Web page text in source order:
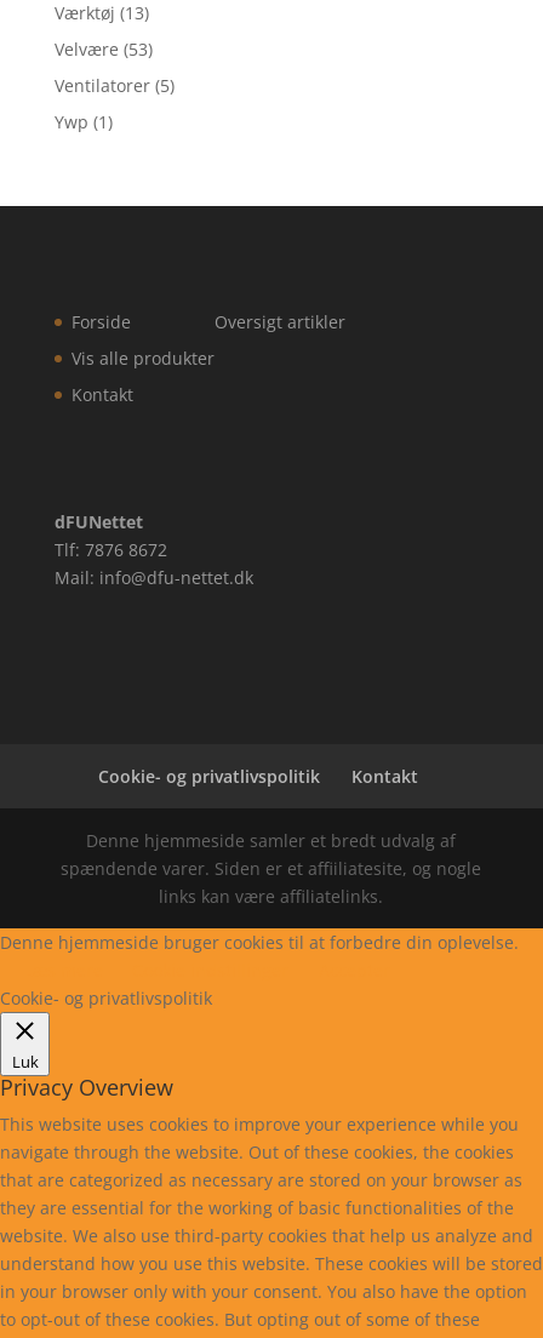
Værktøj (13)
Velvære (53)
Ventilatorer (5)
Ywp (1)
Forside
Vis alle produkter
Kontakt
Oversigt artikler
dFUNettet
Tlf: 7876 8672
Mail: info@dfu-nettet.dk
Cookie- og privatlivspolitik Kontakt
Denne hjemmeside samler et bredt udvalg af
spændende varer. Siden er et affiiliatesite, og nogle
links kan være affiliatelinks.
Denne hjemmeside bruger cookies til at forbedre din oplevelse.
Cookie- og privatlivspolitik
Luk
Privacy Overview
This website uses cookies to improve your experience while you
navigate through the website. Out of these cookies, the cookies
that are categorized as necessary are stored on your browser as
they are essential for the working of basic functionalities of the
website. We also use third-party cookies that help us analyze and
understand how you use this website. These cookies will be stored
in your browser only with your consent. You also have the option
to opt-out of these cookies. But opting out of some of these